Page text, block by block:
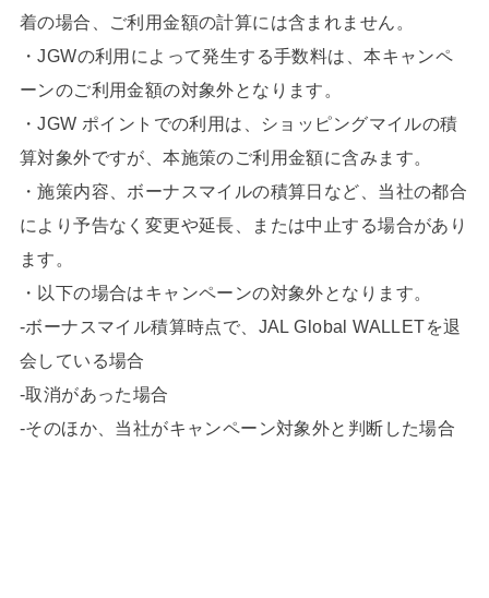
着の場合、ご利用金額の計算には含まれません。
・JGWの利用によって発生する手数料は、本キャンペ
ーンのご利用金額の対象外となります。
・JGW ポイントでの利用は、ショッピングマイルの積
算対象外ですが、本施策のご利用金額に含みます。
・施策内容、ボーナスマイルの積算日など、当社の都合
により予告なく変更や延長、または中止する場合があり
ます。
・以下の場合はキャンペーンの対象外となります。
-ボーナスマイル積算時点で、JAL Global WALLETを退
会している場合
-取消があった場合
-そのほか、当社がキャンペーン対象外と判断した場合